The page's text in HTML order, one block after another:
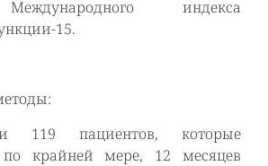
индекса
15.
119 пациентов, которые
по крайней мере, 12 месяцев